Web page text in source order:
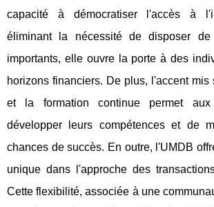
capacité à démocratiser l'accès à
éliminant la nécessité de disposer
importants, elle ouvre la porte à des
horizons financiers. De plus, l'accent mis
et la formation continue permet
développer leurs compétences et de
chances de succès. En outre, l'UMDB
unique dans l'approche des
Cette flexibilité, associée à une